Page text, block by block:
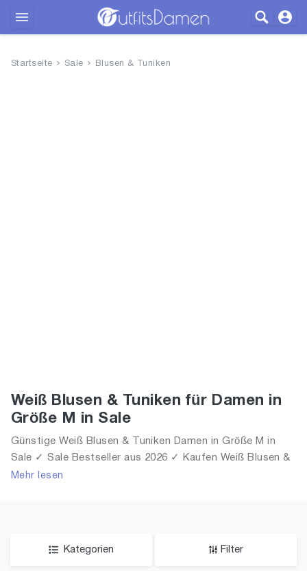
Startseite Sale Blusen & Tuniken
Weiß Blusen & Tuniken für Damen in
Größe M in Sale
Günstige Weiß Blusen & Tuniken Damen in Größe M in
Sale ✓ Sale Bestseller aus 2026 ✓ Kaufen Weiß Blusen &
Tuniken für Frauen in Größe M in Sale!
Mehr lesen
Kategorien Filter